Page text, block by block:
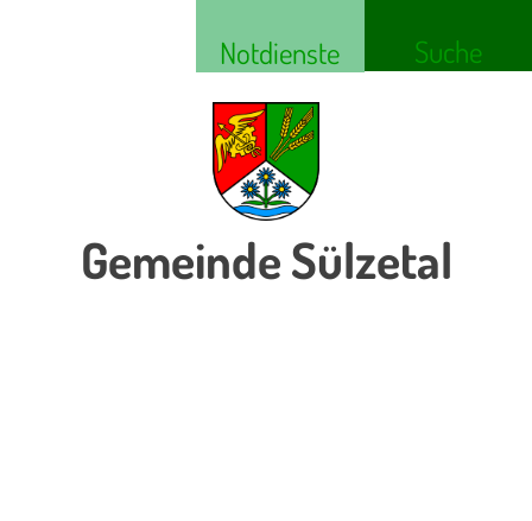
Notdienste Suche
Gemeinde Sülzetal